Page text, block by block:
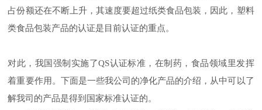
占份额还在不断上升，其速度要超过纸类食品包装，因此，塑料
类食品包装产品的认证是目前认证的重点。
对此，我国强制实施了QS认证标准，在制药，食品领域里发挥
着重要作用。下面是一些我公司的净化产品的介绍，从中可以了
解我司的产品是得到国家标准认证的。